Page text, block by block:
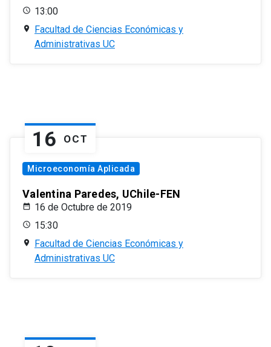
13:00
Facultad de Ciencias Económicas y
Administrativas UC
16 OCT
Microeconomía Aplicada
Valentina Paredes, UChile-FEN
16 de Octubre de 2019
15:30
Facultad de Ciencias Económicas y
Administrativas UC